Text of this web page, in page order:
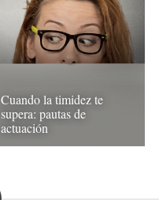
Cuando la timidez te
supera: pautas de
actuación